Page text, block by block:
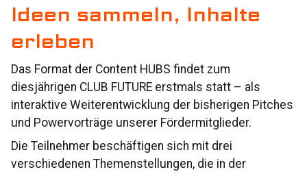
Ideen sammeln, Inhalte
erleben
Das Format der Content HUBS findet zum
diesjährigen CLUB FUTURE erstmals statt – als
interaktive Weiterentwicklung der bisherigen Pitches
und Powervorträge unserer Fördermitglieder.
Die Teilnehmer beschäftigen sich mit drei
verschiedenen Themenstellungen, die in der